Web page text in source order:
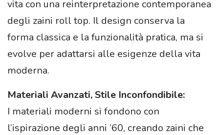
vita con una reinterpretazione contemporanea
degli zaini roll top. Il design conserva la
forma classica e la funzionalità pratica, ma si
evolve per adattarsi alle esigenze della vita
moderna.
Materiali Avanzati, Stile Inconfondibile:
I materiali moderni si fondono con
l’ispirazione degli anni ’60, creando zaini che